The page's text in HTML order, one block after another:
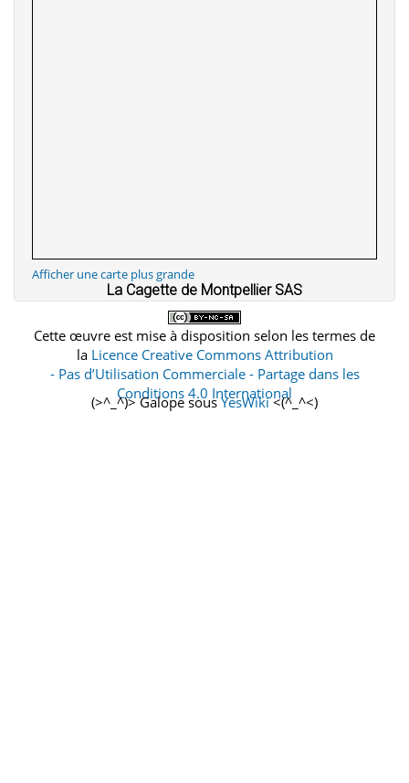
Afficher une carte plus grande
La Cagette de Montpellier SAS
Cette œuvre est mise à disposition selon les termes de
la Licence Creative Commons Attribution
- Pas d’Utilisation Commerciale - Partage dans les
Conditions 4.0 International
(>^_^)> Galope sousYesWiki<(^_^<)